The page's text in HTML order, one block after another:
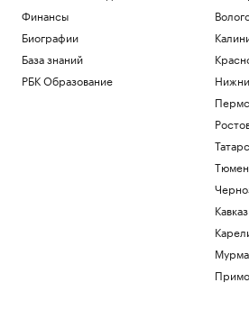
Финансы
Биографии
База знаний
РБК Образование
Кавказ